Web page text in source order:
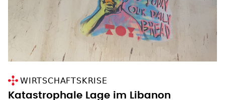
WIRTSCHAFTSKRISE
Katastrophale Lage im Libanon